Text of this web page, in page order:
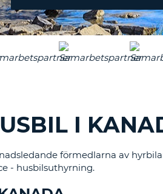
station?
I
förmedlarna av
- husbilsuthyrning.